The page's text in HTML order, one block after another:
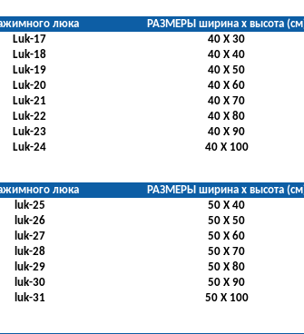
люка РАЗМЕРЫ ширина х высота
Luk-17
40 Х 30
Luk-18
40 Х 40
Luk-19
40 Х 50
Luk-20
40 Х 60
Luk-21
40 Х 70
Luk-22
40 Х 80
Luk-23
40 Х 90
Luk-24
40 Х 100
люка РАЗМЕРЫ ширина х высота
luk-25
50 Х 40
luk-26
50 Х 50
luk-27
50 Х 60
luk-28
50 Х 70
luk-29
50 Х 80
luk-30
50 Х 90
luk-31
50 Х 100